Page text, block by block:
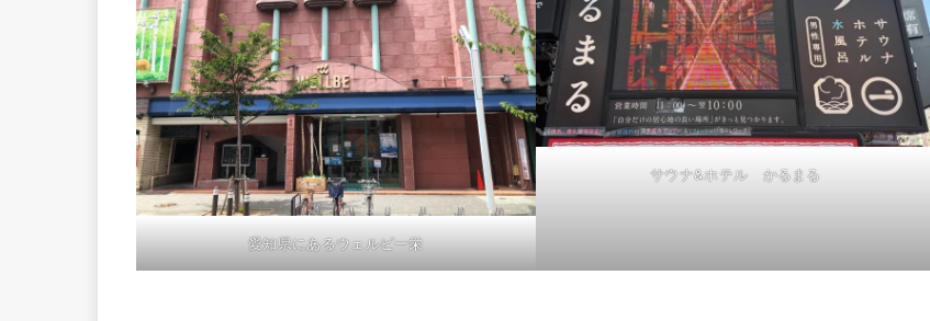
愛知県にあるウェルビー栄
サウナ&ホテル かるまる